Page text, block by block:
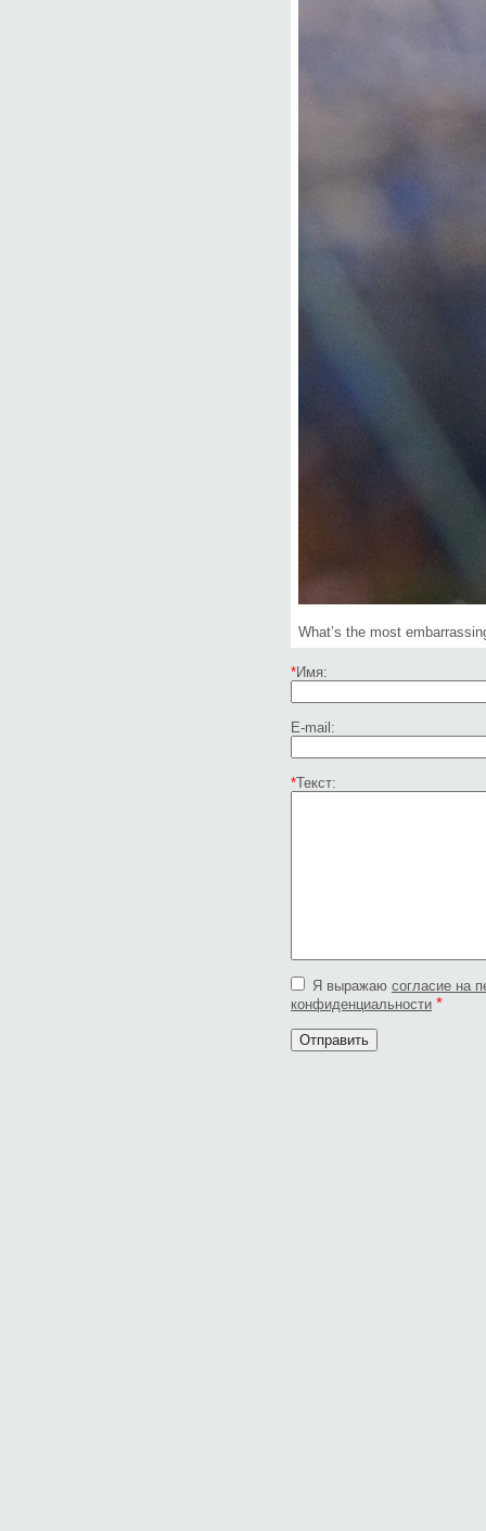
What’s the most
*Имя:
E-mail:
*Текст:
Я выражаю согласие на
конфиденциальности *